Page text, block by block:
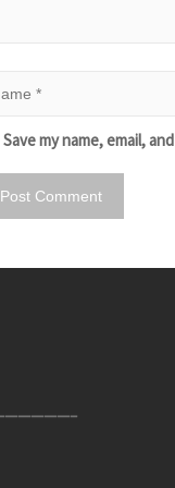
Save my name, email,